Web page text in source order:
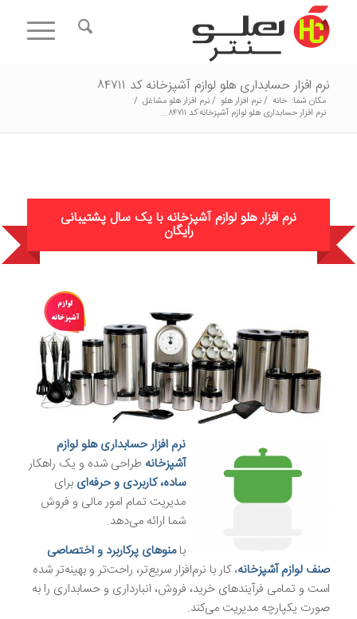
نرم افزار حسابداری هلو لوازم آشپزخانه کد ۸۴۷۱۱
مکان شما: خانه /نرم افزار هلو /نرم افزار هلو مشاغل /
نرم افزار حسابداری هلو لوازم آشپزخانه کد ۸۴۷۱۱...
نرم افزار هلو لوازم آشپزخانه با یک سال پشتیبانی
رایگان
نرم افزار حسابداری هلو لوازم
آشپزخانه طراحی شده و یک راهکار
ساده، کاربردی و حرفه‌ای برای
مدیریت تمام امور مالی و فروش
شما ارائه می‌دهد.
بامنوهای پرکاربرد و اختصاصی
صنف لوازم آشپزخانه، کار با نرم‌افزار سریع‌تر، راحت‌تر و بهینه‌تر شده
است و تمامی فرآیندهای خرید، فروش، انبارداری و حسابداری را به
صورت یکپارچه مدیریت می‌کند.